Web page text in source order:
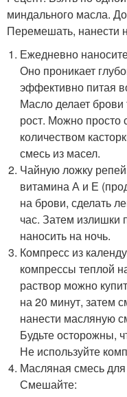
миндального масла.
Перемешать, нанести
Ежедневно
Оно проникает
эффективно питая
Масло делает брови
рост. Можно
количеством
смесь из масел.
Чайную ложку
витамина А и Е
на брови, сделать
час. Затем излишки
наносить на ночь.
Компресс из
компрессы теплой
раствор можно
на 20 минут, затем
нанести масляную
Будьте осторожны,
Не используйте
Масляная смесь
Смешайте: